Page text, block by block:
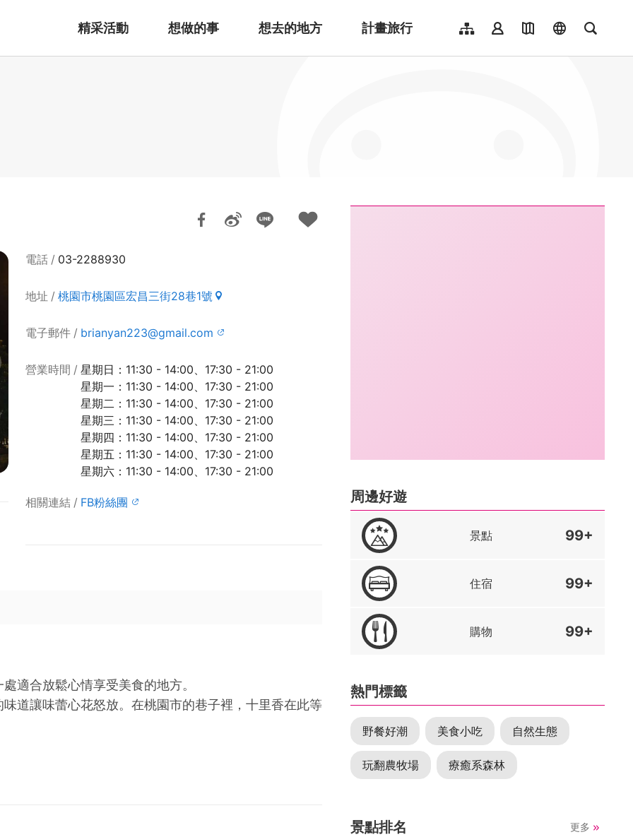
精采活動 想做的事 想去的地方 計畫旅行
網站導覽會員登入地圖導覽language全文檢
電話 03-2288930
地址 桃園市桃園區宏昌三街28巷1號
電子郵件 brianyan223@gmail.com
營業時間
星期日：11:30 - 14:00、17:30 - 21:00
星期一：11:30 - 14:00、17:30 - 21:00
星期二：11:30 - 14:00、17:30 - 21:00
星期三：11:30 - 14:00、17:30 - 21:00
星期四：11:30 - 14:00、17:30 - 21:00
星期五：11:30 - 14:00、17:30 - 21:00
星期六：11:30 - 14:00、17:30 - 21:00
相關連結 FB粉絲團
適合放鬆心情享受美食的地方。
道讓味蕾心花怒放。在桃園市的巷子裡，十里香在此等
:::
周邊好遊
景點 99+
住宿 99+
購物 99+
熱門標籤
野餐好潮 美食小吃 自然生態
玩翻農牧場 療癒系森林
景點排名 更多